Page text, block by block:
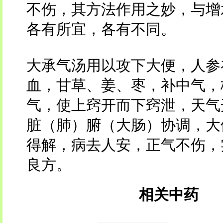
不伤，其方法作用之妙，与
各有所宜，各有不同。
大承气汤用以攻下大便，人
血，甘草、姜、枣，补中气
气，使上窍开而下窍泄，天
脏（肺）腑（大肠）协调，
得解，病去人安，正气不伤
良方。
相关中药